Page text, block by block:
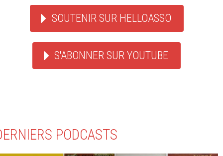
SOUTENIR SUR HELLOASSO
S'ABONNER SUR YOUTUBE
PODCASTS